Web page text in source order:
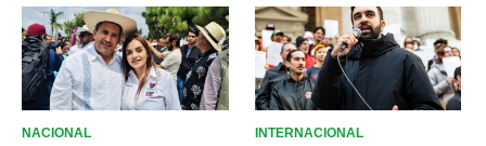
NACIONAL INTERNACIONAL